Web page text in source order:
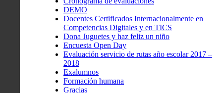
DEMO
Docentes Certificados Internacionalmente en
Competencias Digitales y en TICS
Dona Juguetes y haz feliz un niño
Encuesta Open Day
Evaluación servicio de rutas año escolar 2017 –
2018
Exalumnos
Formación humana
Gracias